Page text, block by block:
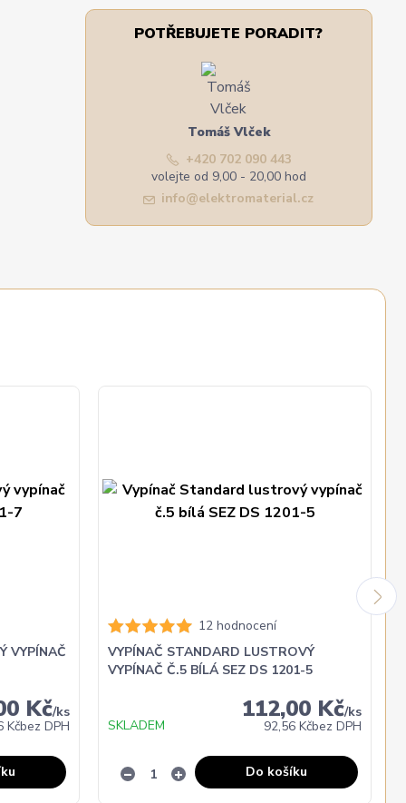
POTŘEBUJETE PORADIT?
Tomáš Vlček
+420 702 090 443
volejte od 9,00 - 20,00 hod
info@elektromaterial.cz
VYPÍNAČ
Kč/ks
Kčbez DPH
12 hodnocení
VYPÍNAČ STANDARD LUSTROVÝ
VYPÍNAČ Č.5 BÍLÁ SEZ DS 1201-5
112,00 Kč/ks
92,56 Kčbez DPH
SKLADEM
Do košíku